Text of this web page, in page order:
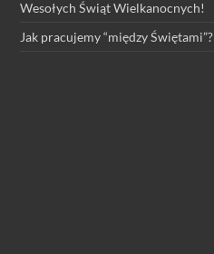
Wesołych Świąt Wielkanocnych!
Jak pracujemy “między Świętami”?